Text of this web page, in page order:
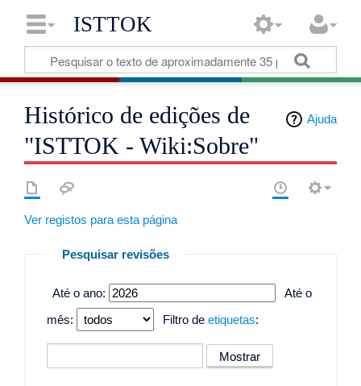
ISTTOK
Ajuda
Histórico de edições de
"ISTTOK - Wiki:Sobre"
Ver registos para esta página
Pesquisar revisões
Até o ano:
Até o
mês:
Filtro de etiquetas: